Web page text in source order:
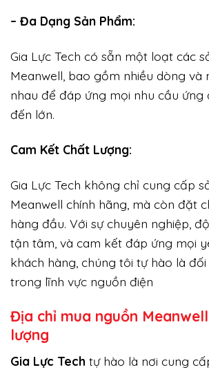
– Đa Dạng Sản Phẩm:
Gia Lực Tech có sẵn một loạt các
Meanwell, bao gồm nhiều dòng và
nhau để đáp ứng mọi nhu cầu ứng
đến lớn.
Cam Kết Chất Lượng:
Gia Lực Tech không chỉ cung cấp
Meanwell chính hãng, mà còn đặt
hàng đầu. Với sự chuyên nghiệp,
tận tâm, và cam kết đáp ứng mọi
khách hàng, chúng tôi tự hào là
trong lĩnh vực nguồn điện
Địa chỉ mua nguồn
lượng
Gia Lực Tech tự hào là nơi cung